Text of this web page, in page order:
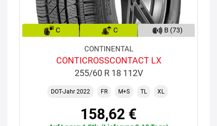
C C B (73)
CONTINENTAL
CONTICROSSCONTACT LX
255/60 R 18 112V
DOT-Jahr 2022 FR M+S TL XL
158,62 €